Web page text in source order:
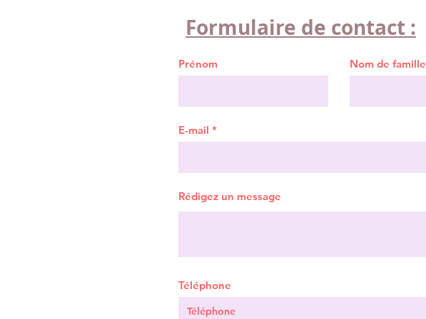
Formulaire de contact :
Prénom Nom de famille
E-mail
Rédigez un message
Téléphone